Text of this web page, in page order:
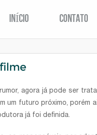
INÍCIO CONTATO
agora já pode ser
um futuro próximo, porém
já foi definida.